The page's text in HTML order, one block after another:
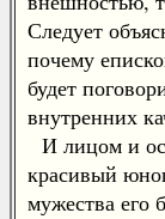
Следует
почему
будет
внутренних
И лицом и
красивый
мужества его